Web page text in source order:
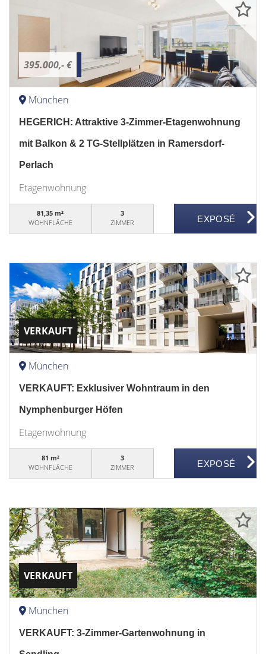
395.000,- €
München
HEGERICH: Attraktive 3-Zimmer-Etagenwohnung
mit Balkon & 2 TG-Stellplätzen in Ramersdorf-
Perlach
Etagenwohnung
81,35 m²
WOHNFLÄCHE
3
ZIMMER
VERKAUFT
München
VERKAUFT: Exklusiver Wohntraum in den
Nymphenburger Höfen
Etagenwohnung
81 m²
WOHNFLÄCHE
3
ZIMMER
VERKAUFT
München
VERKAUFT: 3-Zimmer-Gartenwohnung in